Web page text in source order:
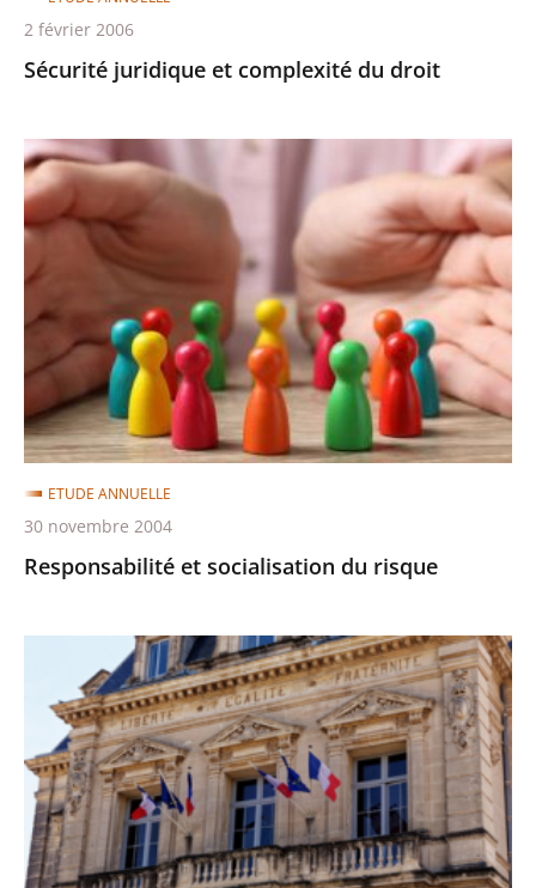
Sécurité juridique et complexité du droit
2 février 2006
Responsabilité
et
socialisation
risque
Responsabilité et socialisation du risque
ETUDE ANNUELLE
30 novembre 2004
Collectivités
publiques
concurrence